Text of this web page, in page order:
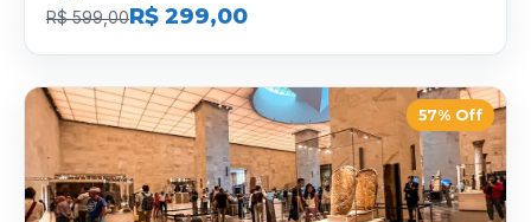
R$ 599,00R$ 299,00
57% Off